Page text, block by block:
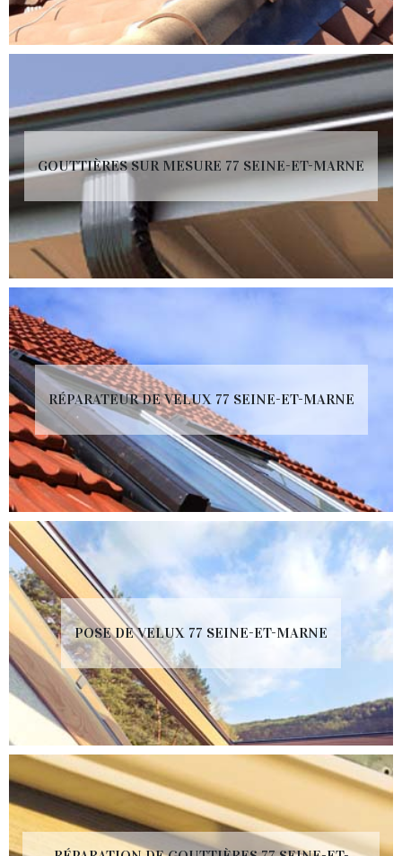
GOUTTIÈRES SUR MESURE 77 SEINE-ET-MARNE
RÉPARATEUR DE VELUX 77 SEINE-ET-MARNE
POSE DE VELUX 77 SEINE-ET-MARNE